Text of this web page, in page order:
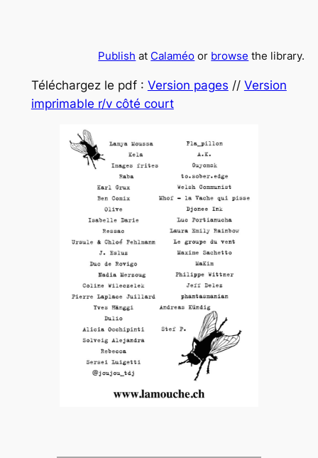
Publish at Calaméo or browse the library.
Téléchargez le pdf : Version pages // Version
imprimable r/v côté court